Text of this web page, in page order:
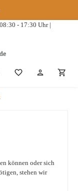
- 17:30 Uhr |
Du hast 0
können oder sich
stehen wir